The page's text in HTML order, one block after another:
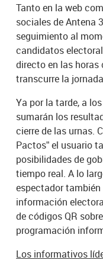
Tanto en la web
sociales de Antena
seguimiento al
candidatos
directo en las
transcurre la
Ya por la tarde, a
sumarán los
cierre de las urnas.
Pactos” el usuario
posibilidades de
tiempo real. A lo
espectador
información
de códigos QR
programación
Los informativos